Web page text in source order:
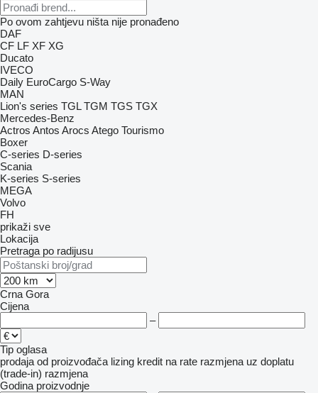
Po ovom zahtjevu ništa nije pronađeno
DAF
CF LF XF XG
Ducato
IVECO
Daily EuroCargo S-Way
MAN
Lion's series TGL TGM TGS TGX
Mercedes-Benz
Actros Antos Arocs Atego Tourismo
Boxer
C-series D-series
Scania
K-series S-series
MEGA
Volvo
FH
prikaži sve
Lokacija
Pretraga po radijusu
Crna Gora
Cijena
–
Tip oglasa
prodaja od proizvođača lizing kredit na rate razmjena uz doplatu
(trade-in) razmjena
Godina proizvodnje